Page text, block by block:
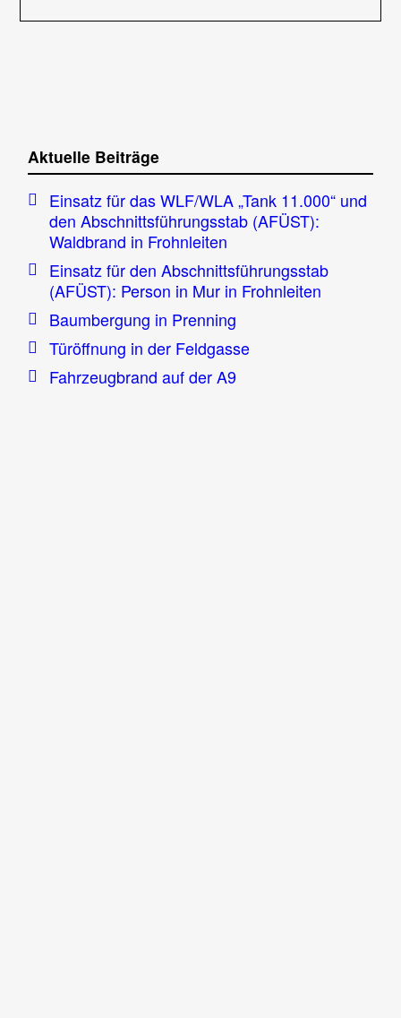
Aktuelle Beiträge
Einsatz für das WLF/WLA „Tank 11.000“ und
den Abschnittsführungsstab (AFÜST):
Waldbrand in Frohnleiten
Einsatz für den Abschnittsführungsstab
(AFÜST): Person in Mur in Frohnleiten
Baumbergung in Prenning
Türöffnung in der Feldgasse
Fahrzeugbrand auf der A9